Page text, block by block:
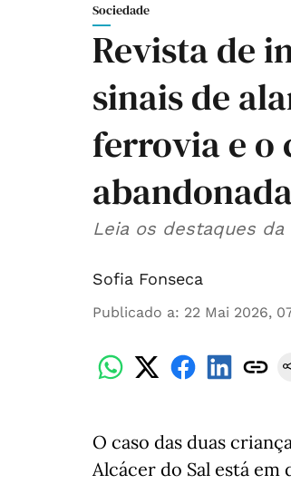
Sociedade
Revista de
sinais de
ferrovia e o
Leia os destaques
Sofia Fonseca
Publicado a: 22 Mai 2026,
O caso das duas
Alcácer do Sal está